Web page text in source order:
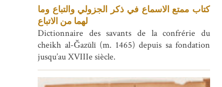
كتاب ممتع الاسماع في ذكر الجزولي والتباع وما
لهما من الاتباع
Dictionnaire des savants de la confrérie du
cheikh al-Ǧazūlī (m. 1465) depuis sa fondation
jusqu’au XVIIIe siècle.